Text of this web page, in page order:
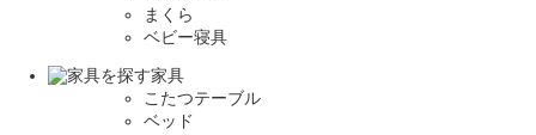
まくら
ベビー寝具
家具
こたつテーブル
ベッド